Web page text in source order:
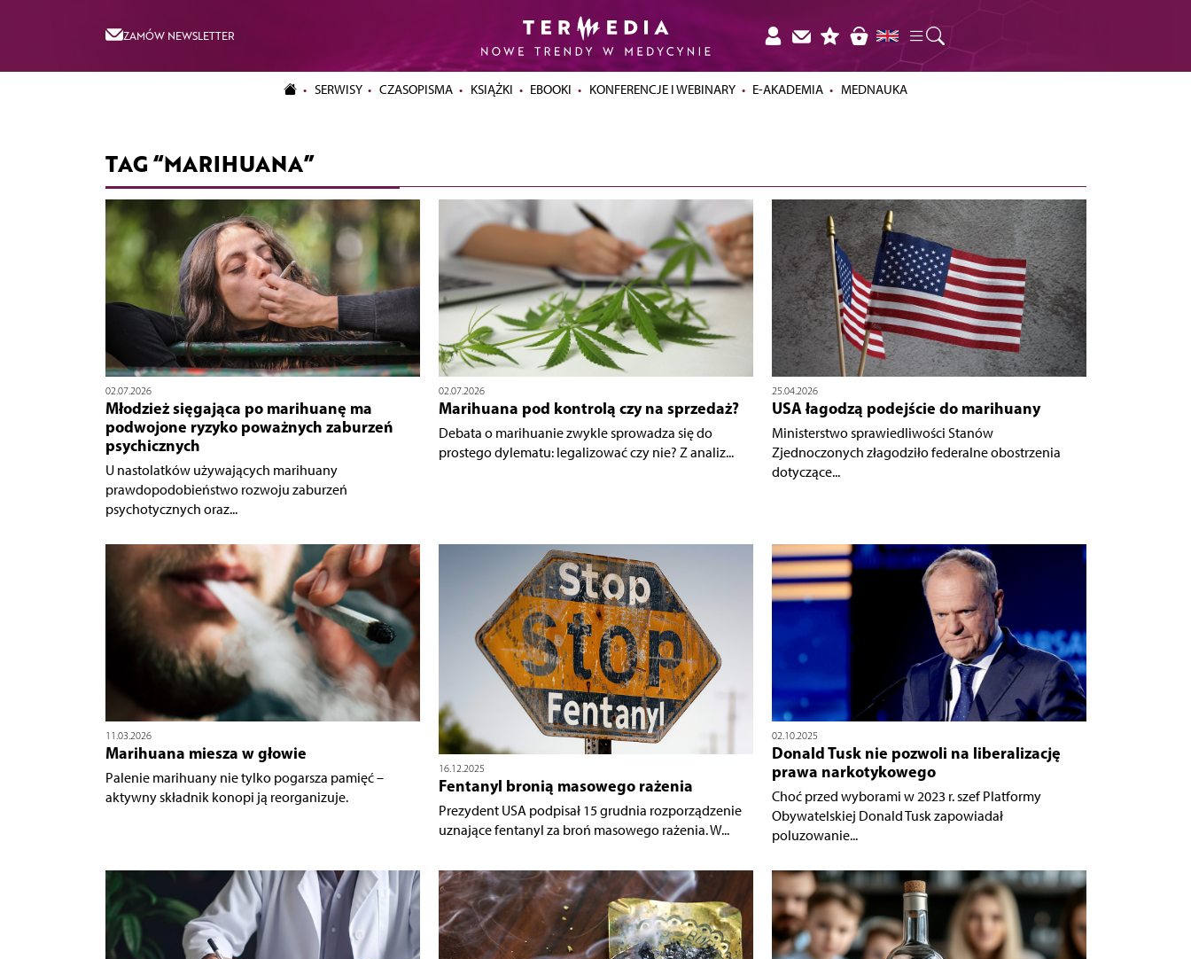
ZAMÓW NEWSLETTER
SERWISY CZASOPISMA KSIĄŻKI EBOOKI KONFERENCJE I WEBINARY E-AKADEMIA MEDNAUKA
TAG “MARIHUANA”
02.07.2026
Młodzież sięgająca po marihuanę ma
podwojone ryzyko poważnych zaburzeń
psychicznych
U nastolatków używających marihuany
prawdopodobieństwo rozwoju zaburzeń
psychotycznych oraz...
02.07.2026
Marihuana pod kontrolą czy na sprzedaż?
Debata o marihuanie zwykle sprowadza się do
prostego dylematu: legalizować czy nie? Z analiz...
25.04.2026
USA łagodzą podejście do marihuany
Ministerstwo sprawiedliwości Stanów
Zjednoczonych złagodziło federalne obostrzenia
dotyczące...
11.03.2026
Marihuana miesza w głowie
Palenie marihuany nie tylko pogarsza pamięć –
aktywny składnik konopi ją reorganizuje.
16.12.2025
Fentanyl bronią masowego rażenia
Prezydent USA podpisał 15 grudnia rozporządzenie
uznające fentanyl za broń masowego rażenia. W...
02.10.2025
Donald Tusk nie pozwoli na liberalizację
prawa narkotykowego
Choć przed wyborami w 2023 r. szef Platformy
Obywatelskiej Donald Tusk zapowiadał
poluzowanie...